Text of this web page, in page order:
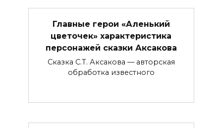
Главные герои «Аленький
цветочек» характеристика
персонажей сказки Аксакова
Сказка С.Т. Аксакова — авторская
обработка известного